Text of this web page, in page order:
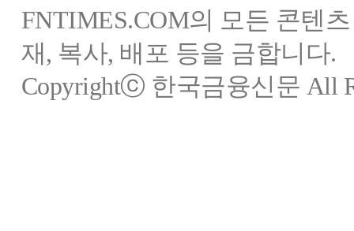
FNTIMES.COM의 모든 콘텐
재, 복사, 배포 등을 금합니다.
Copyrightⓒ 한국금융신문 All